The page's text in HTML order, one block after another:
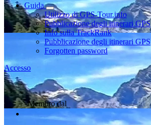
Guida
Utilizzo di GPS-Tour.info
Pubblicazione degli itinerari GPS
Info sulla TrackRank
Pubblicazione degli itinerari GPS
Forgotten password
Accesso
Membro dal